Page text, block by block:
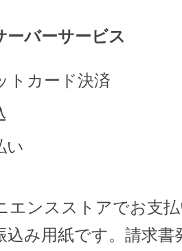
ーバーサービス
トカード決済
い
エンスストアでお支
込み用紙です。請求書